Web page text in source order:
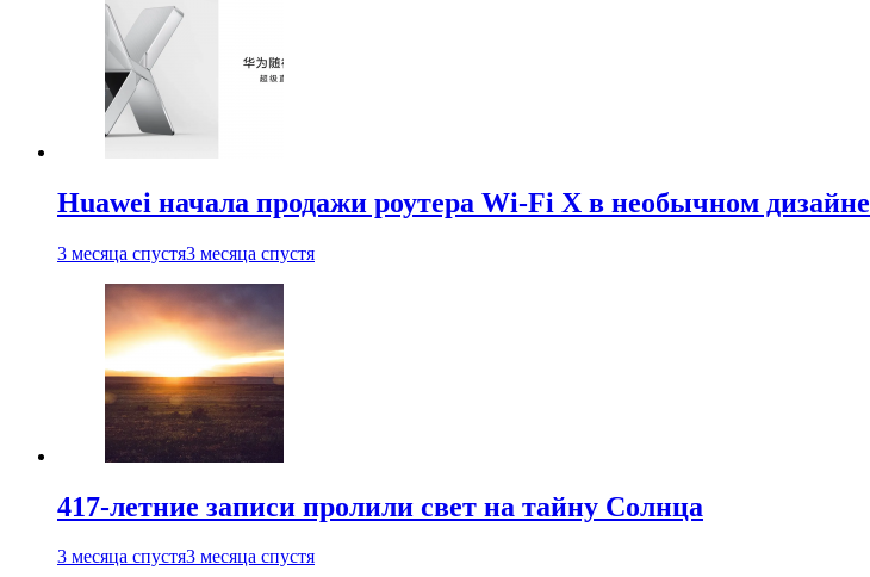
Huawei начала продажи роутера Wi-Fi X в необычном дизайне
3 месяца спустя3 месяца спустя
417-летние записи пролили свет на тайну Солнца
3 месяца спустя3 месяца спустя